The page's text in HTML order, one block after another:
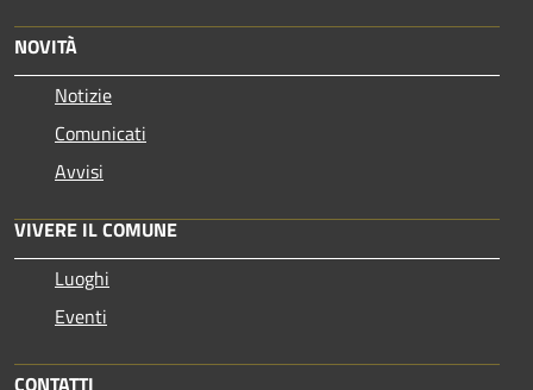
NOVITÀ
Notizie
Comunicati
Avvisi
VIVERE IL COMUNE
Luoghi
Eventi
CONTATTI